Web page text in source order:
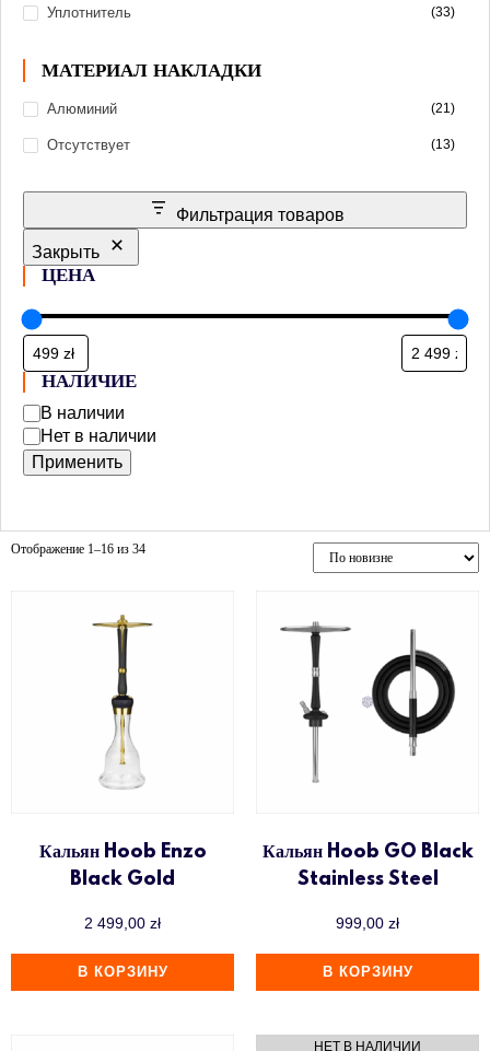
Фаннелы (Phunnel)
ХКАН
Уплотнитель (33)
МАТЕРИАЛ НАКЛАДКИ
Алюминий (21)
Отсутствует (13)
Фильтрация товаров
Закрыть
ЦЕНА
НАЛИЧИЕ
В наличии
Нет в наличии
Применить
Отображение 1–16 из 34
Кальян Hoob Enzo
Black Gold
2 499,00 zł
В КОРЗИНУ
Кальян Hoob GO Black
Stainless Steel
999,00 zł
В КОРЗИНУ